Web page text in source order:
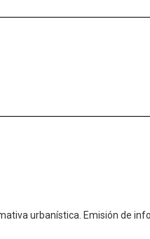
urbanística. Emisión de